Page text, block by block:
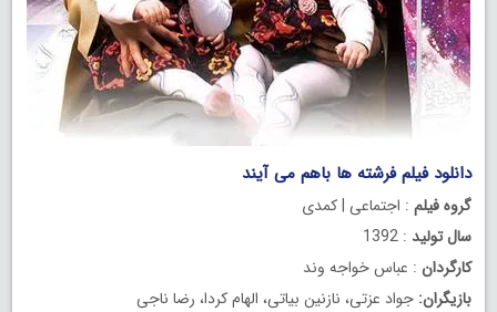
دانلود فیلم فرشته ها باهم می آیند
گروه فیلم : اجتماعی | کمدی
سال تولید : 1392
کارگردان : عباس خواجه وند
بازیگران:جواد عزتی، نازنین بیاتی، الهام کردا، رضا ناجی